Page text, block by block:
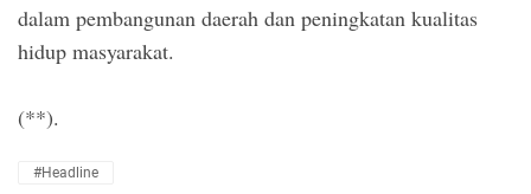
dalam pembangunan daerah dan peningkatan kualitas
hidup masyarakat.
(**).
#Headline